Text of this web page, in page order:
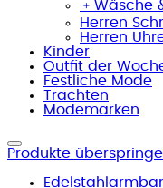
﹢ Wäsche
Herren
Herren
Kinder
Outfit der
Festliche Mode
Trachten
Modemarken
Produkte